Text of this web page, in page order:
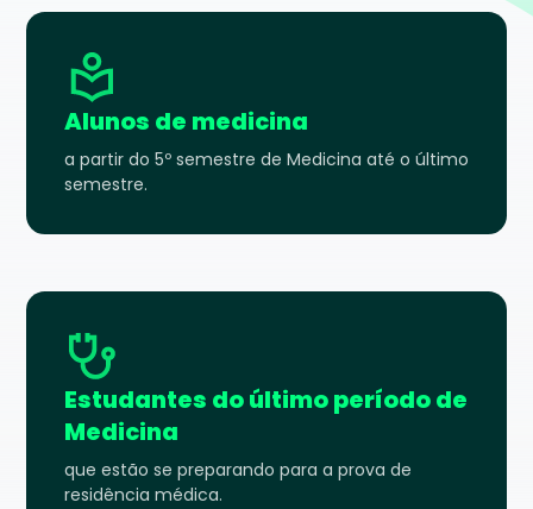
Alunos de medicina
a partir do 5º semestre de Medicina até o último
semestre.
Estudantes do último período de
Medicina
que estão se preparando para a prova de
residência médica.